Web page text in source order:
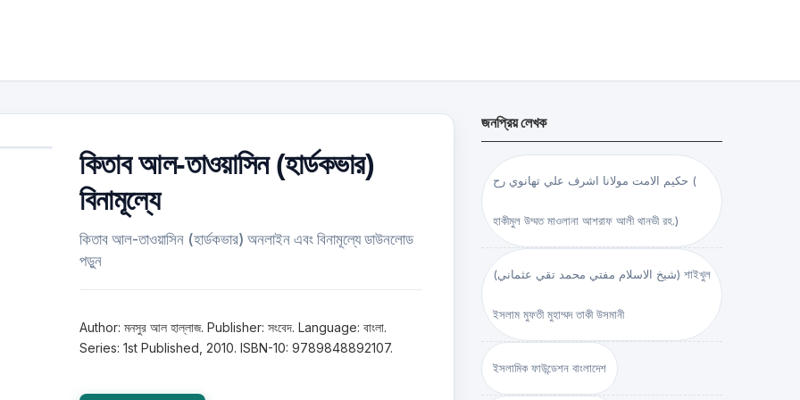
কিতাব আল-তাওয়াসিন (হার্ডকভার)
বিনামূল্যে
কিতাব আল-তাওয়াসিন (হার্ডকভার) অনলাইন এবং বিনামূল্যে ডাউনলোড
পড়ুন
Author: মনসুর আল হাল্লাজ. Publisher: সংবেদ. Language: বাংলা.
Series: 1st Published, 2010. ISBN-10: 9789848892107.
জনপ্রিয় লেখক
حكيم الامت مولانا اشرف علي تهانوي رح (
হাকীমুল উম্মত মাওলানা আশরাফ আলী থানভী রহ.)
(شيخ الاسلام مفتي محمد تقي عثماني) শাইখুল
ইসলাম মুফতী মুহাম্মদ তাকী উসমানী
ইসলামিক ফাউন্ডেশন বাংলাদেশ